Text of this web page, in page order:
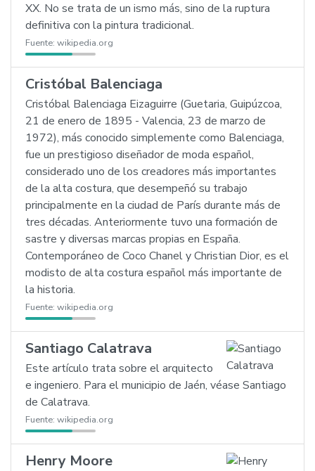
XX. No se trata de un ismo más, sino de la ruptura
definitiva con la pintura tradicional.
Fuente: wikipedia.org
Cristóbal Balenciaga
Cristóbal Balenciaga Eizaguirre (Guetaria, Guipúzcoa,
21 de enero de 1895 - Valencia, 23 de marzo de
1972), más conocido simplemente como Balenciaga,
fue un prestigioso diseñador de moda español,
considerado uno de los creadores más importantes
de la alta costura, que desempeñó su trabajo
principalmente en la ciudad de París durante más de
tres décadas. Anteriormente tuvo una formación de
sastre y diversas marcas propias en España.
Contemporáneo de Coco Chanel y Christian Dior, es el
modisto de alta costura español más importante de
la historia.
Fuente: wikipedia.org
Santiago Calatrava
Este artículo trata sobre el arquitecto
e ingeniero. Para el municipio de Jaén, véase Santiago
de Calatrava.
Fuente: wikipedia.org
Henry Moore